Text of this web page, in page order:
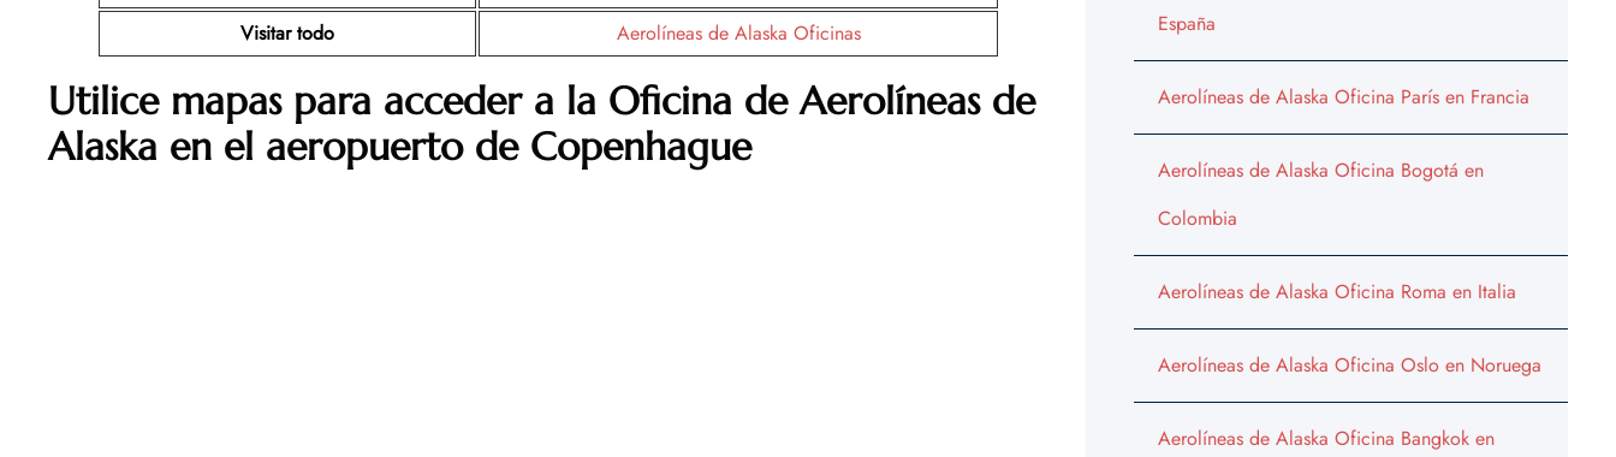
Visitar todo
Aerolíneas de Alaska Oficinas
Utilice mapas para acceder a la Oficina de Aerolíneas de
Alaska en el aeropuerto de Copenhague
España
Aerolíneas de Alaska Oficina París en Francia
Aerolíneas de Alaska Oficina Bogotá en
Colombia
Aerolíneas de Alaska Oficina Roma en Italia
Aerolíneas de Alaska Oficina Oslo en Noruega
Aerolíneas de Alaska Oficina Bangkok en